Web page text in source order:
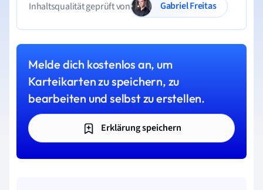
Inhaltsqualität geprüft von
Gabriel Freitas
Melde dich kostenlos an, um
Karteikarten zu speichern, zu
bearbeiten und selbst zu erstellen.
Erklärung speichern